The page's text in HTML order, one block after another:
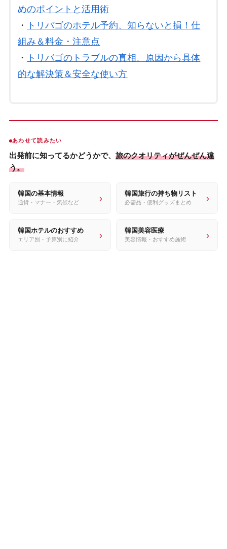
めのポイントと活用術
・
トリバゴのホテル予約、知らないと損！仕
組み＆料金・注意点
・
トリバゴのトラブルの真相、原因から具体
的な解決策＆安全な使い方
あわせて読みたい
出発前に知ってるかどうかで、 旅のクオリティがぜんぜん違
う。
韓国の基本情報
通貨・マナー・気候など › 韓国旅行の持ち物リスト
必需品・便利グッズまとめ ›
韓国ホテルのおすすめ
エリア別・予算別に紹介 › 韓国美容医療
美容情報・おすすめ施術 ›